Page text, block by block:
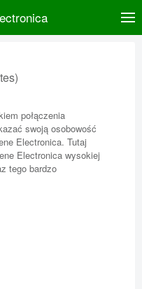
połączenia
swoją osobowość
Electronica. Tutaj
Electronica wysokiej
tego bardzo